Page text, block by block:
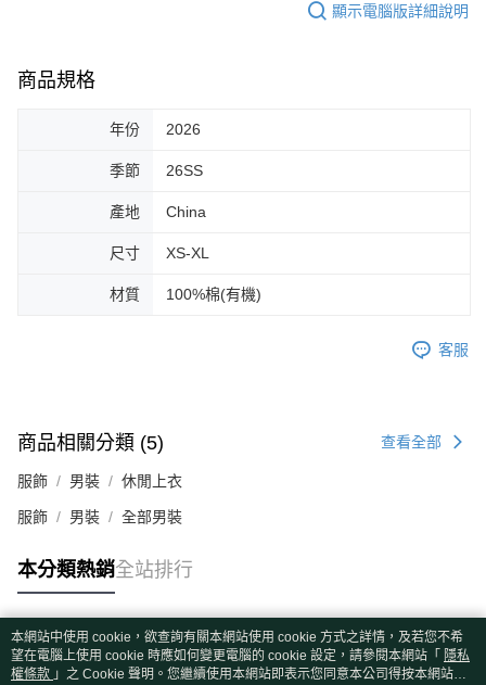
顯示電腦版詳細說明
商品規格
年份 2026
季節 26SS
產地 China
尺寸 XS-XL
材質 100%棉(有機)
客服
商品相關分類 (5) 查看全部
服飾 男裝 休閒上衣
服飾 男裝 全部男裝
本分類熱銷全站排行
熱門標籤
本網站中使用 cookie，欲查詢有關本網站使用 cookie 方式之詳情，及若您不希
望在電腦上使用 cookie 時應如何變更電腦的 cookie 設定，請參閱本網站「 隱私
權條款 」之 Cookie 聲明。您繼續使用本網站即表示您同意本公司得按本網站使